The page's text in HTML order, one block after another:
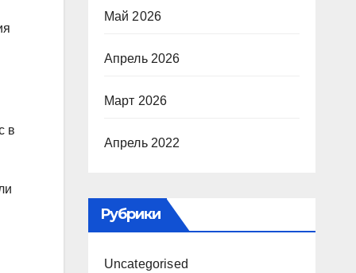
в
Май 2026
Апрель 2026
Март 2026
Апрель 2022
Рубрики
Uncategorised